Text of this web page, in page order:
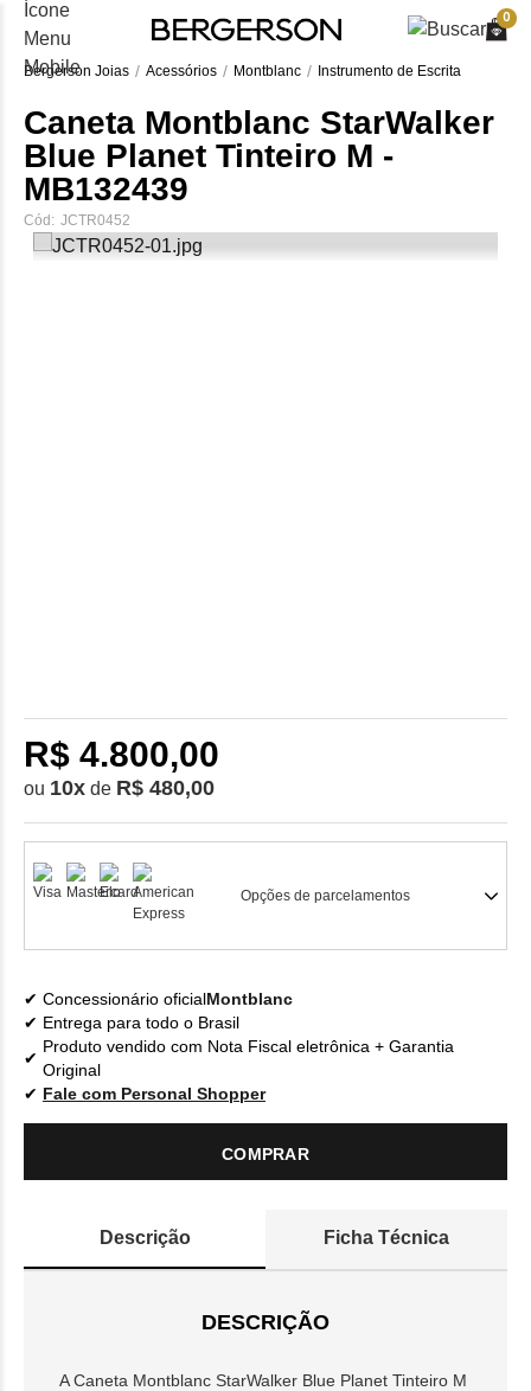
0
Bergerson Joias Acessórios Montblanc Instrumento de Escrita
Caneta Montblanc StarWalker
Blue Planet Tinteiro M -
MB132439
Cód: JCTR0452
R$ 4.800,00
ou 10x de R$ 480,00
Opções de parcelamentos
Concessionário oficialMontblanc
Entrega para todo o Brasil
Produto vendido com Nota Fiscal eletrônica + Garantia
Original
Fale com Personal Shopper
COMPRAR
Descrição Ficha Técnica
DESCRIÇÃO
A Caneta Montblanc StarWalker Blue Planet Tinteiro M